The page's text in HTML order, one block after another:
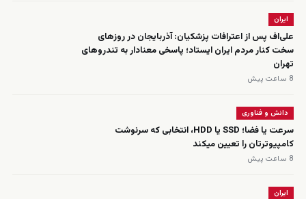
ایران
علی‌اف پس از اعترافات پزشکیان: آذربایجان در روزهای
سخت کنار مردم ایران ایستاد؛ پاسخی معنادار به تندروهای
تهران
8 ساعت پیش
دانش و فناوری
سرعت یا فضا؛ SSD یا HDD، انتخابی که سرنوشت
کامپیوترتان را تعیین میکند
8 ساعت پیش
ایران